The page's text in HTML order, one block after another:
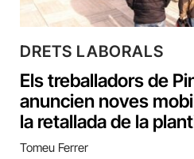
DRETS LABORALS
Els treballadors de
anuncien noves
la retallada de la
Tomeu Ferrer